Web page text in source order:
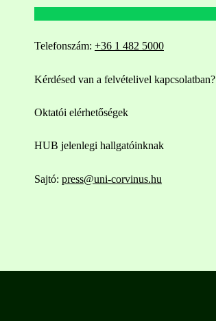
Telefonszám: +36 1 482 5000
Kérdésed van a felvételivel kapcsolatban?
Oktatói elérhetőségek
HUB jelenlegi hallgatóinknak
Sajtó: press@uni-corvinus.hu